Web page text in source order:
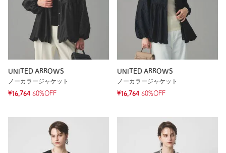
UNITED ARROWS
ノーカラージャケット
¥16,764 60%OFF
UNITED ARROWS
ノーカラージャケット
¥16,764 60%OFF